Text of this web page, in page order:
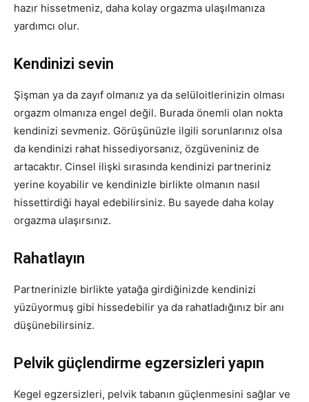
hazır hissetmeniz, daha kolay orgazma ulaşılmanıza
yardımcı olur.
Kendinizi sevin
Şişman ya da zayıf olmanız ya da selüloitlerinizin olması
orgazm olmanıza engel değil. Burada önemli olan nokta
kendinizi sevmeniz. Görüşünüzle ilgili sorunlarınız olsa
da kendinizi rahat hissediyorsanız, özgüveniniz de
artacaktır. Cinsel ilişki sırasında kendinizi partneriniz
yerine koyabilir ve kendinizle birlikte olmanın nasıl
hissettirdiği hayal edebilirsiniz. Bu sayede daha kolay
orgazma ulaşırsınız.
Rahatlayın
Partnerinizle birlikte yatağa girdiğinizde kendinizi
yüzüyormuş gibi hissedebilir ya da rahatladığınız bir anı
düşünebilirsiniz.
Pelvik güçlendirme egzersizleri yapın
Kegel egzersizleri, pelvik tabanın güçlenmesini sağlar ve